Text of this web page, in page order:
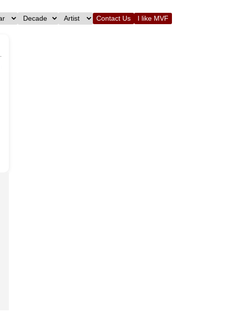
Contact Us I like MVF